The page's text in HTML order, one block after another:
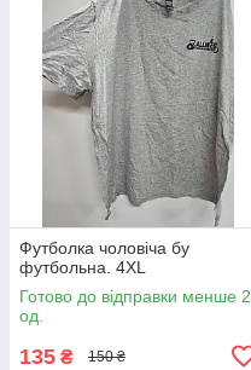
Футболка чоловіча бу
футбольна. 4XL
Готово до відправки менше 2
од.
135 ₴ 150 ₴